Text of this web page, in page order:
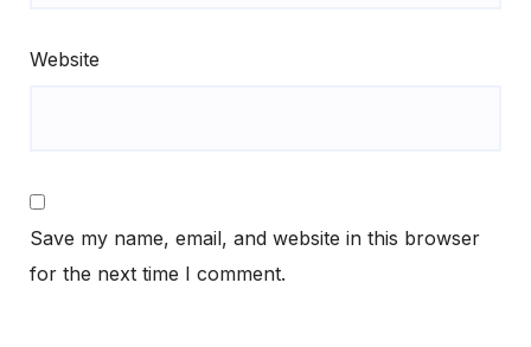
Website
Save my name, email, and website in this browser
for the next time I comment.